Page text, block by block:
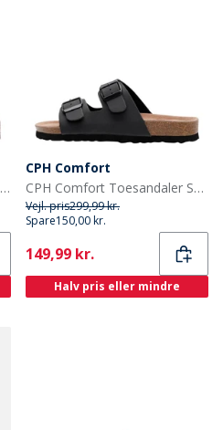
CPH Comfort 2 Rem Sandaler Camel
CPH Comfort
CPH Comfort Toesandaler Sort
Vejl. pris299,99 kr.
Spare150,00 kr.
Current
149,99 kr.
Halv pris eller mindre